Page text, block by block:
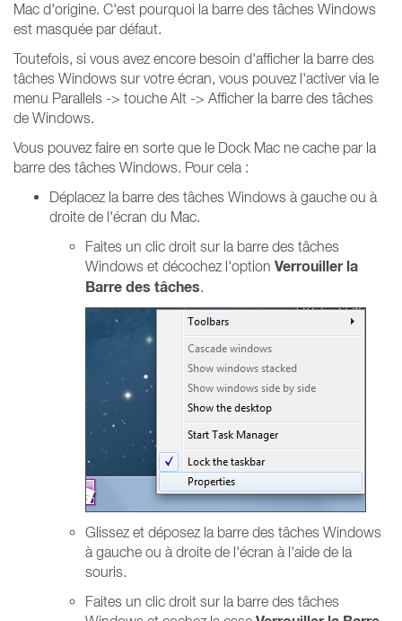
Mac d'origine. C'est pourquoi la barre des tâches Windows
est masquée par défaut.
Toutefois, si vous avez encore besoin d'afficher la barre des
tâches Windows sur votre écran, vous pouvez l'activer via le
menu Parallels -> touche Alt -> Afficher la barre des tâches
de Windows.
Vous pouvez faire en sorte que le Dock Mac ne cache par la
barre des tâches Windows. Pour cela :
Déplacez la barre des tâches Windows à gauche ou à
droite de l'écran du Mac.
Faites un clic droit sur la barre des tâches
Windows et décochez l'option Verrouiller la
Barre des tâches.
Glissez et déposez la barre des tâches Windows
à gauche ou à droite de l'écran à l'aide de la
souris.
Faites un clic droit sur la barre des tâches